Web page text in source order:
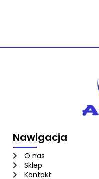
Nawigacja
O nas
Sklep
Kontakt